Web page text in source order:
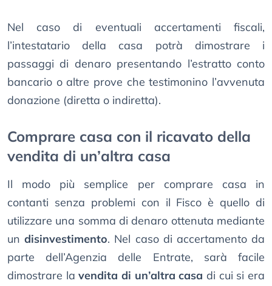
Nel caso di eventuali accertamenti fiscali,
l’intestatario della casa potrà dimostrare i
passaggi di denaro presentando l’estratto conto
bancario o altre prove che testimonino l’avvenuta
donazione (diretta o indiretta).
Comprare casa con il ricavato della
vendita di un’altra casa
Il modo più semplice per comprare casa in
contanti senza problemi con il Fisco è quello di
utilizzare una somma di denaro ottenuta mediante
undisinvestimento. Nel caso di accertamento da
parte dell’Agenzia delle Entrate, sarà facile
dimostrare lavendita di un’altra casa di cui si era